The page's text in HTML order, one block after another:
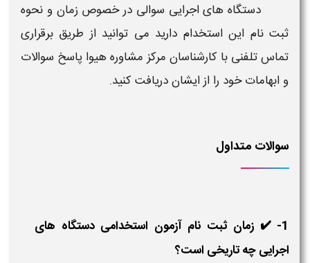
دستگاه های اجرایی سوالی در خصوص زمان و نحوه
ثبت نام این استخدام دارید می توانید از طریق برقراری
تماس تلفنی با کارشناسان مرکز مشاوره هیوا پاسخ سوالات
و ابهامات خود را از ایشان دریافت کنید.
سوالات متداول
1- ✔️ زمان ثبت نام آزمون استخدامی دستگاه های
اجرایی چه تاریخی است؟